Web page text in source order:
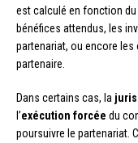
est calculé en fonction du
bénéfices attendus, les
partenariat, ou encore les
partenaire.
Dans certains cas, la
l’exécution forcée du
poursuivre le partenariat.